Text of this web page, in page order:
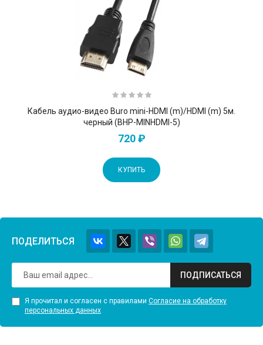
Кабель аудио-видео Buro mini-HDMI (m)/HDMI (m) 5м.
черный (BHP-MINHDMI-5)
720 ₽
КУПИТЬ
ПОДЕЛИТЬСЯ
ПОДПИСАТЬСЯ
Я прочитал и согласен с правилами Согласие на обработку
персональных данных